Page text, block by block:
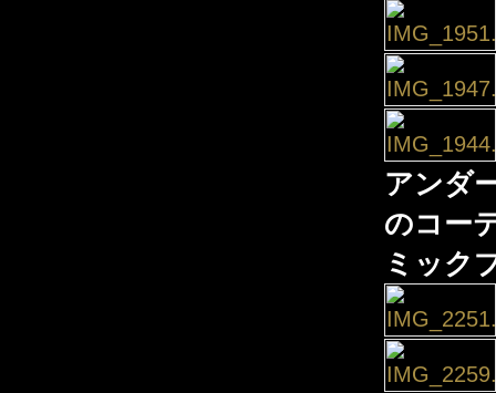
アンダ
のコー
ミック